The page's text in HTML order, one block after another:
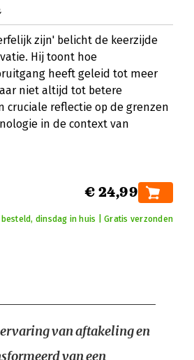
zijn' belicht de keerzijde
Hij toont hoe
heeft geleid tot meer
niet altijd tot betere
cruciale reflectie op de grenzen
in de context van
€ 24,99
dinsdag in huis | Gratis verzonden
ervaring van aftakeling en
van een